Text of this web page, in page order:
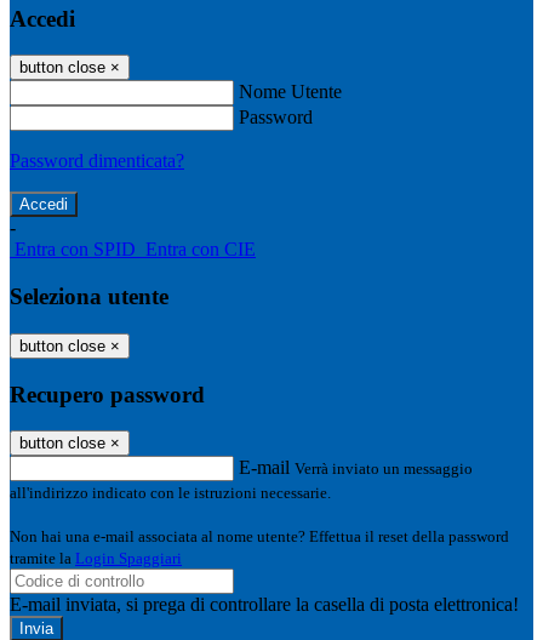
Accedi
button close ×
Nome Utente
Password
Password dimenticata?
-
Entra con SPID Entra con CIE
Seleziona utente
button close ×
Recupero password
button close ×
E-mail Verrà inviato un messaggio
all'indirizzo indicato con le istruzioni necessarie.
Non hai una e-mail associata al nome utente? Effettua il reset della password
tramite la Login Spaggiari
E-mail inviata, si prega di controllare la casella di posta elettronica!